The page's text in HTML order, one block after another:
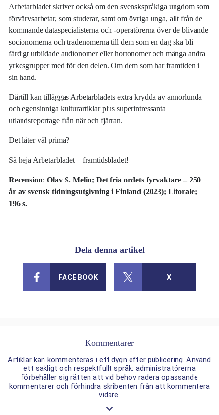
Arbetarbladet skriver också om den svenskspråkiga ungdom som
förvärvsarbetar, som studerar, samt om övriga unga, allt från de
kommande dataspecialisterna och -operatörerna över de blivande
socionomerna och tradenomerna till dem som en dag ska bli
färdigt utbildade audionomer eller hortonomer och många andra
yrkesgrupper med för den delen. Om dem som har framtiden i
sin hand.
Därtill kan tilläggas Arbetarbladets extra krydda av annorlunda
och egensinniga kulturartiklar plus superintressanta
utlandsreportage från när och fjärran.
Det låter väl prima?
Så heja Arbetarbladet – framtidsbladet!
Recension: Olav S. Melin; Det fria ordets fyrvaktare – 250
år av svensk tidningsutgivning i Finland (2023); Litorale;
196 s.
Dela denna artikel
FACEBOOK X
Kommentarer
Artiklar kan kommenteras i ett dygn efter publicering. Använd
ett sakligt och respektfullt språk: administratörerna
förbehåller sig rätten att vid behov radera opassande
kommentarer och förhindra skribenten från att kommentera
vidare.